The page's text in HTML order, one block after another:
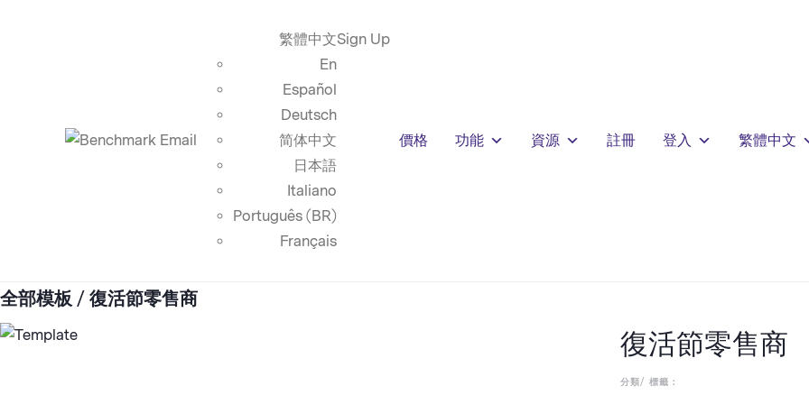
繁體中文
En
Español
Deutsch
简体中文
日本語
Italiano
Português (BR)
Français
Sign Up
價格 功能 資源 註冊 登入 繁體中文
全部模板 / 復活節零售商
復活節零售商
分類/ 標籤：